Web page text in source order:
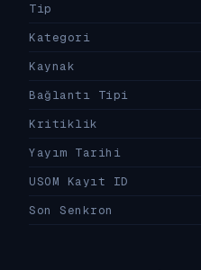
Tip
Kategori
Kaynak
Bağlantı Tipi
Kritiklik
Yayım Tarihi
USOM Kayıt ID
Son Senkron